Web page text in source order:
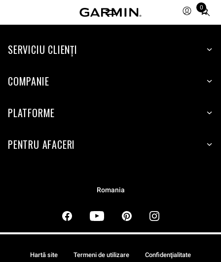
0
Total
items
cart:
SERVICIU CLIENŢI
COMPANIE
PLATFORME
PENTRU AFACERI
Romania
Hartă site Termeni de utilizare Confidenţialitate